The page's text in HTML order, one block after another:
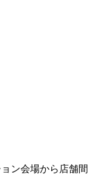
ン会場から店舗間